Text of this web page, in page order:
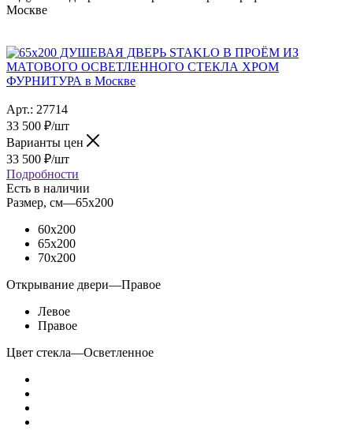
Москве
Арт.: 27714
33 500 ₽/шт
Варианты цен
33 500 ₽/шт
Подробности
Есть в наличии
Размер, см—65x200
60x200
65x200
70x200
Открывание двери—Правое
Левое
Правое
Цвет стекла—Осветленное